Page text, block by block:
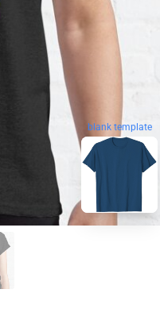
blank template